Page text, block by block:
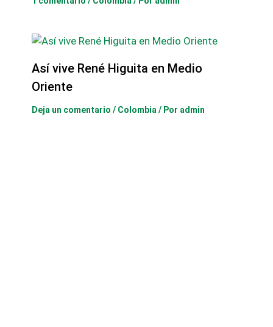
Así vive René Higuita en Medio
Oriente
Deja un comentario / Colombia / Por admin